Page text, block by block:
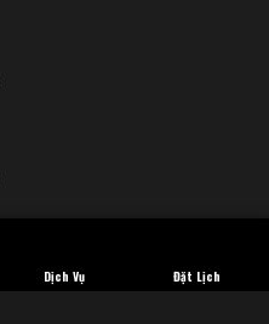
Đặt Lịch
Dịch Vụ